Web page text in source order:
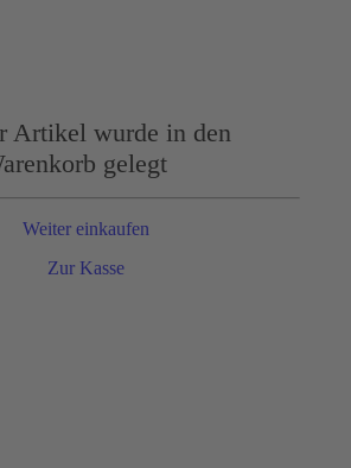
Artikel wurde in den
gelegt
Zur Kasse
Weiter einkaufen